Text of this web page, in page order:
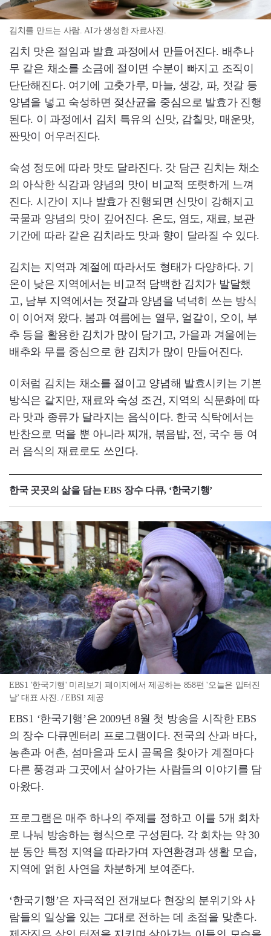
김치를 만드는 사람. AI가 생성한 자료사진.
김치 맛은 절임과 발효 과정에서 만들어진다. 배추나
무 같은 채소를 소금에 절이면 수분이 빠지고 조직이
단단해진다. 여기에 고춧가루, 마늘, 생강, 파, 젓갈 등
양념을 넣고 숙성하면 젖산균을 중심으로 발효가 진행
된다. 이 과정에서 김치 특유의 신맛, 감칠맛, 매운맛,
짠맛이 어우러진다.
숙성 정도에 따라 맛도 달라진다. 갓 담근 김치는 채소
의 아삭한 식감과 양념의 맛이 비교적 또렷하게 느껴
진다. 시간이 지나 발효가 진행되면 신맛이 강해지고
국물과 양념의 맛이 깊어진다. 온도, 염도, 재료, 보관
기간에 따라 같은 김치라도 맛과 향이 달라질 수 있다.
김치는 지역과 계절에 따라서도 형태가 다양하다. 기
온이 낮은 지역에서는 비교적 담백한 김치가 발달했
고, 남부 지역에서는 젓갈과 양념을 넉넉히 쓰는 방식
이 이어져 왔다. 봄과 여름에는 열무, 얼갈이, 오이, 부
추 등을 활용한 김치가 많이 담기고, 가을과 겨울에는
배추와 무를 중심으로 한 김치가 많이 만들어진다.
이처럼 김치는 채소를 절이고 양념해 발효시키는 기본
방식은 같지만, 재료와 숙성 조건, 지역의 식문화에 따
라 맛과 종류가 달라지는 음식이다. 한국 식탁에서는
반찬으로 먹을 뿐 아니라 찌개, 볶음밥, 전, 국수 등 여
러 음식의 재료로도 쓰인다.
한국 곳곳의 삶을 담는 EBS 장수 다큐, ‘한국기행’
EBS1 '한국기행' 미리보기 페이지에서 제공하는 858편 '오늘은 입터진
날' 대표 사진. / EBS1 제공
EBS1 ‘한국기행’은 2009년 8월 첫 방송을 시작한 EBS
의 장수 다큐멘터리 프로그램이다. 전국의 산과 바다,
농촌과 어촌, 섬마을과 도시 골목을 찾아가 계절마다
다른 풍경과 그곳에서 살아가는 사람들의 이야기를 담
아왔다.
프로그램은 매주 하나의 주제를 정하고 이를 5개 회차
로 나눠 방송하는 형식으로 구성된다. 각 회차는 약 30
분 동안 특정 지역을 따라가며 자연환경과 생활 모습,
지역에 얽힌 사연을 차분하게 보여준다.
‘한국기행’은 자극적인 전개보다 현장의 분위기와 사
람들의 일상을 있는 그대로 전하는 데 초점을 맞춘다.